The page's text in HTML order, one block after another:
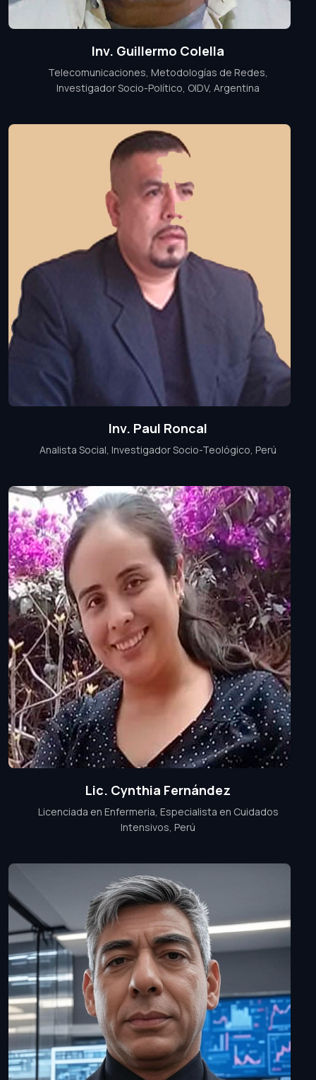
Inv. Guillermo Colella
Telecomunicaciones, Metodologías de Redes,
Investigador Socio-Político, OIDV, Argentina
Inv. Paul Roncal
Analista Social, Investigador Socio-Teológico, Perú
Lic. Cynthia Fernández
Licenciada en Enfermeria, Especialista en Cuidados
Intensivos, Perú